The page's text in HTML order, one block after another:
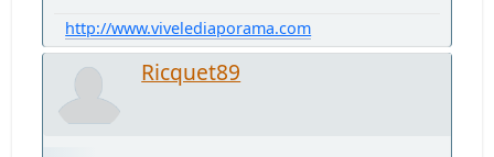
http://www.vivelediaporama.com
Ricquet89